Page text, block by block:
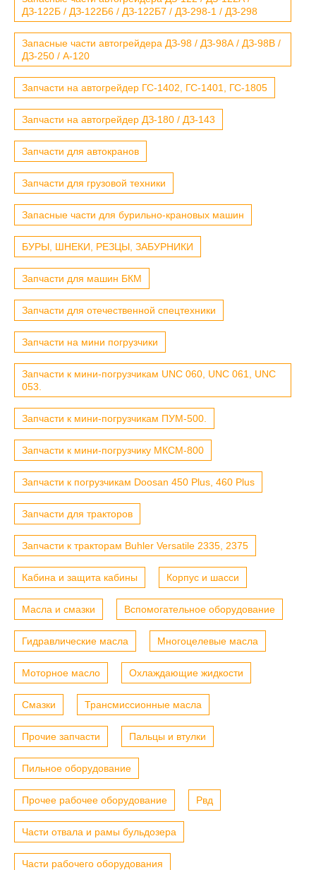
ДЗ-122Б / ДЗ-122Б6 / ДЗ-122Б7 / ДЗ-298-1 / ДЗ-298
Запасные части автогрейдера ДЗ-98 / ДЗ-98А / ДЗ-98В /
ДЗ-250 / А-120
Запчасти на автогрейдер ГС-1402, ГС-1401, ГС-1805
Запчасти на автогрейдер ДЗ-180 / ДЗ-143
Запчасти для автокранов
Запчасти для грузовой техники
Запасные части для бурильно-крановых машин
БУРЫ, ШНЕКИ, РЕЗЦЫ, ЗАБУРНИКИ
Запчасти для машин БКМ
Запчасти для отечественной спецтехники
Запчасти на мини погрузчики
Запчасти к мини-погрузчикам UNC 060, UNC 061, UNC
053.
Запчасти к мини-погрузчикам ПУМ-500.
Запчасти к мини-погрузчику МКСМ-800
Запчасти к погрузчикам Doosan 450 Plus, 460 Plus
Запчасти для тракторов
Запчасти к тракторам Buhler Versatile 2335, 2375
Кабина и защита кабины Корпус и шасси
Масла и смазки Вспомогательное оборудование
Гидравлические масла Многоцелевые масла
Моторное масло Охлаждающие жидкости
Смазки Трансмиссионные масла
Прочие запчасти Пальцы и втулки
Пильное оборудование
Прочее рабочее оборудование Рвд
Части отвала и рамы бульдозера
Части рабочего оборудования